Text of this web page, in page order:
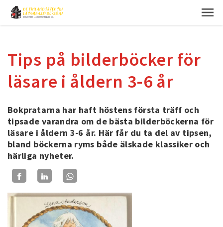
Tips på bilderböcker för
läsare i åldern 3-6 år
Bokpratarna har haft höstens första träff och
tipsade varandra om de bästa bilderböckerna för
läsare i åldern 3-6 år. Här får du ta del av tipsen,
bland böckerna ryms både älskade klassiker och
härliga nyheter.